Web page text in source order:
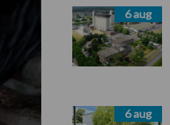
6 aug
6 aug